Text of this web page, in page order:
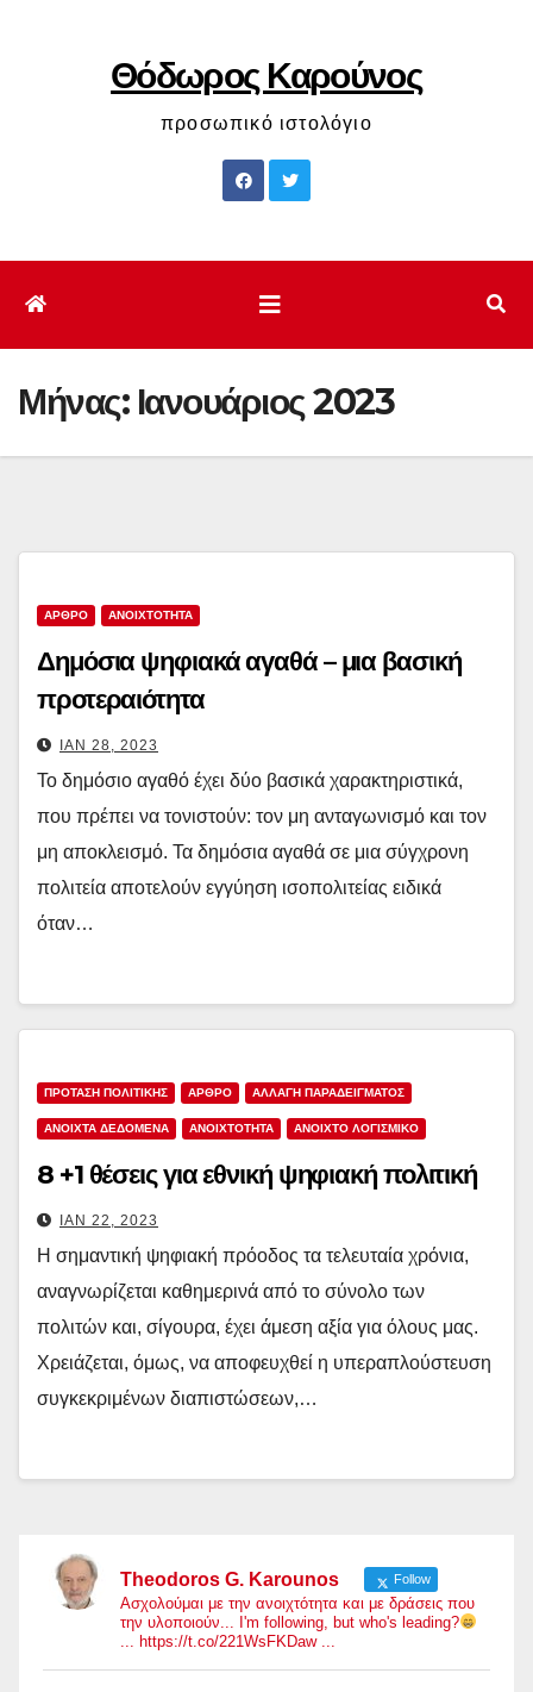
Θόδωρος Καρούνος
προσωπικό ιστολόγιο
Μήνας: Ιανουάριος 2023
ΑΡΘΡΟ ΑΝΟΙΧΤΌΤΗΤΑ
Δημόσια ψηφιακά αγαθά – μια βασική
προτεραιότητα
ΙΑΝ 28, 2023
Το δημόσιο αγαθό έχει δύο βασικά χαρακτηριστικά,
που πρέπει να τονιστούν: τον μη ανταγωνισμό και τον
μη αποκλεισμό. Τα δημόσια αγαθά σε μια σύγχρονη
πολιτεία αποτελούν εγγύηση ισοπολιτείας ειδικά
όταν…
ΠΡΟΤΑΣΗ ΠΟΛΙΤΙΚΗΣ ΑΡΘΡΟ ΑΛΛΑΓΗ ΠΑΡΑΔΕΙΓΜΑΤΟΣ
ΑΝΟΙΧΤΆ ΔΕΔΟΜΈΝΑ ΑΝΟΙΧΤΌΤΗΤΑ ΑΝΟΙΧΤΟ ΛΟΓΙΣΜΙΚΟ
8 +1 θέσεις για εθνική ψηφιακή πολιτική
ΙΑΝ 22, 2023
Η σημαντική ψηφιακή πρόοδος τα τελευταία χρόνια,
αναγνωρίζεται καθημερινά από το σύνολο των
πολιτών και, σίγουρα, έχει άμεση αξία για όλους μας.
Χρειάζεται, όμως, να αποφευχθεί η υπεραπλούστευση
συγκεκριμένων διαπιστώσεων,…
Theodoros G. Karounos Follow
Ασχολούμαι με την ανοιχτότητα και με δράσεις που
την υλοποιούν... I'm following, but who's leading?
... https://t.co/221WsFKDaw ...